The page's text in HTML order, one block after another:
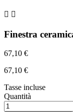
 
Finestra
67,10 €
67,10 €
Tasse incluse
Quantità